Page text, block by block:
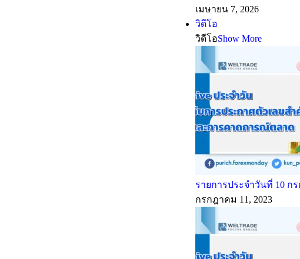
เมษายน 7, 2026
วิดีโอ
วิดีโอShow More
รายการประจำวันที่ 10 ก
กรกฎาคม 11, 2023